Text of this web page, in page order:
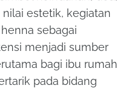
estetik, kegiatan
sebagai
menjadi sumber
bagi ibu rumah
pada bidang